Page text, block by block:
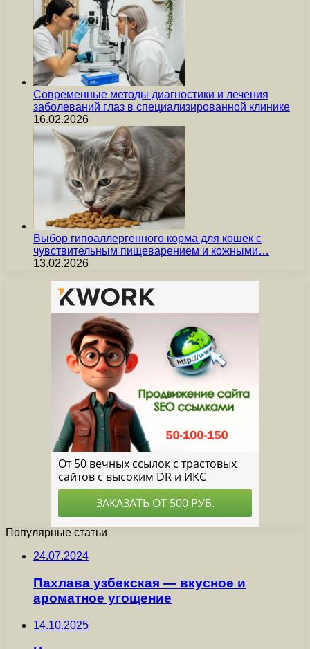
Современные методы диагностики и лечения
заболеваний глаз в специализированной клинике
16.02.2026
Выбор гипоаллергенного корма для кошек с
чувствительным пищеварением и кожными…
13.02.2026
Популярные статьи
24.07.2024
Пахлава узбекская — вкусное и
ароматное угощение
14.10.2025